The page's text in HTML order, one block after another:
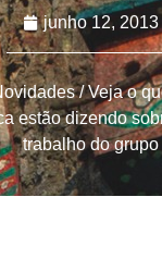
junho 12, 2013
/ Veja o
estão dizendo
trabalho do grupo